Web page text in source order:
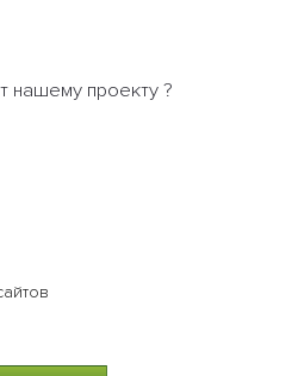
нашему проекту ?